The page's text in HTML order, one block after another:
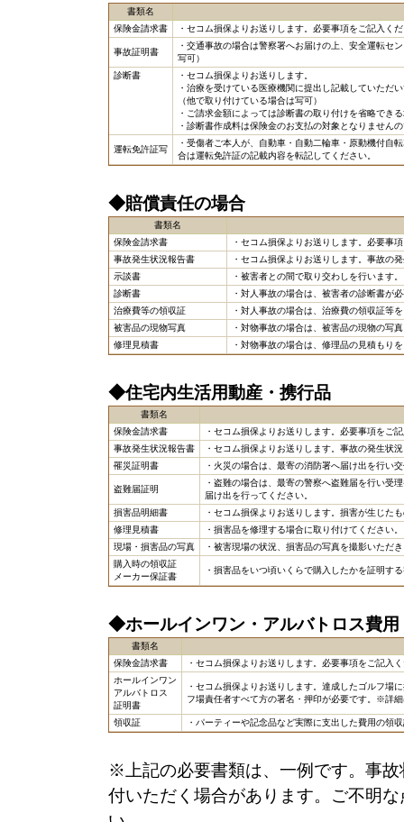
書類名
保険金請求書
・セコム損保よりお送りします。必要事項をご記入く
事故証明書
・交通事故の場合は警察署へお届けの上、安全運転セ
写可）
診断書
・セコム損保よりお送りします。
・治療を受けている医療機関に提出し記載していただ
（他で取り付けている場合は写可）
・ご請求金額によっては診断書の取り付けを省略でき
・診断書作成料は保険金のお支払の対象となりません
運転免許証写
・受傷者ご本人が、自動車・自動二輪車・原動機付自
合は運転免許証の記載内容を転記してください。
◆賠償責任の場合
書類名
保険金請求書
・セコム損保よりお送りします。必要事
事故発生状況報告書
・セコム損保よりお送りします。事故の
示談書
・被害者との間で取り交わしを行います。
診断書
・対人事故の場合は、被害者の診断書が
治療費等の領収証
・対人事故の場合は、治療費の領収証等
被害品の現物写真
・対物事故の場合は、被害品の現物の写
修理見積書
・対物事故の場合は、修理品の見積もり
◆住宅内生活用動産・携行品
書類名
保険金請求書
・セコム損保よりお送りします。必要事項をご
事故発生状況報告書
・セコム損保よりお送りします。事故の発生状
罹災証明書
・火災の場合は、最寄の消防署へ届け出を行い
盗難届証明
・盗難の場合は、最寄の警察へ盗難届を行い受
届け出を行ってください。
損害品明細書
・セコム損保よりお送りします。損害が生じた
修理見積書
・損害品を修理する場合に取り付けてください。
現場・損害品の写真
・被害現場の状況、損害品の写真を撮影いただ
購入時の領収証
メーカー保証書
・損害品をいつ頃いくらで購入したかを証明す
◆ホールインワン・アルバトロス費用
書類名
保険金請求書
・セコム損保よりお送りします。必要事項をご記入
ホールインワン
アルバトロス
証明書
・セコム損保よりお送りします。達成したゴルフ場
フ場責任者すべて方の署名・押印が必要です。※詳
領収証 ・パーティーや記念品など実際に支出した費用の領
※上記の必要書類は、一例です。事
付いただく場合があります。ご不明